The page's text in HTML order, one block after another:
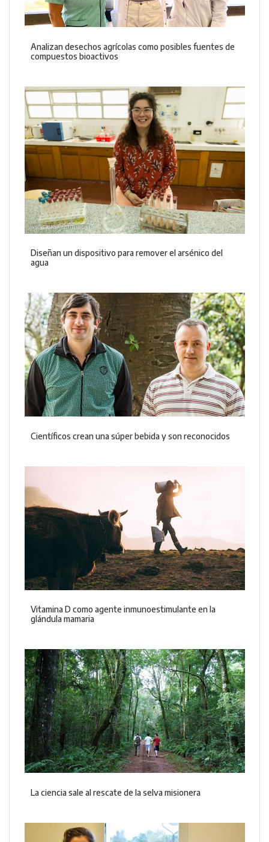
Analizan desechos agrícolas como posibles fuentes de
compuestos bioactivos
Diseñan un dispositivo para remover el arsénico del
agua
Científicos crean una súper bebida y son reconocidos
Vitamina D como agente inmunoestimulante en la
glándula mamaria
La ciencia sale al rescate de la selva misionera